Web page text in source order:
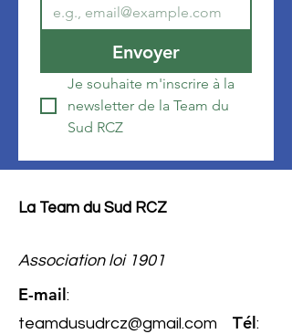
Envoyer
Je souhaite m'inscrire à la
newsletter de la Team du
Sud RCZ
La Team du Sud RCZ
Association loi 1901
E-mail:
teamdusudrcz@gmail.com
Tél: